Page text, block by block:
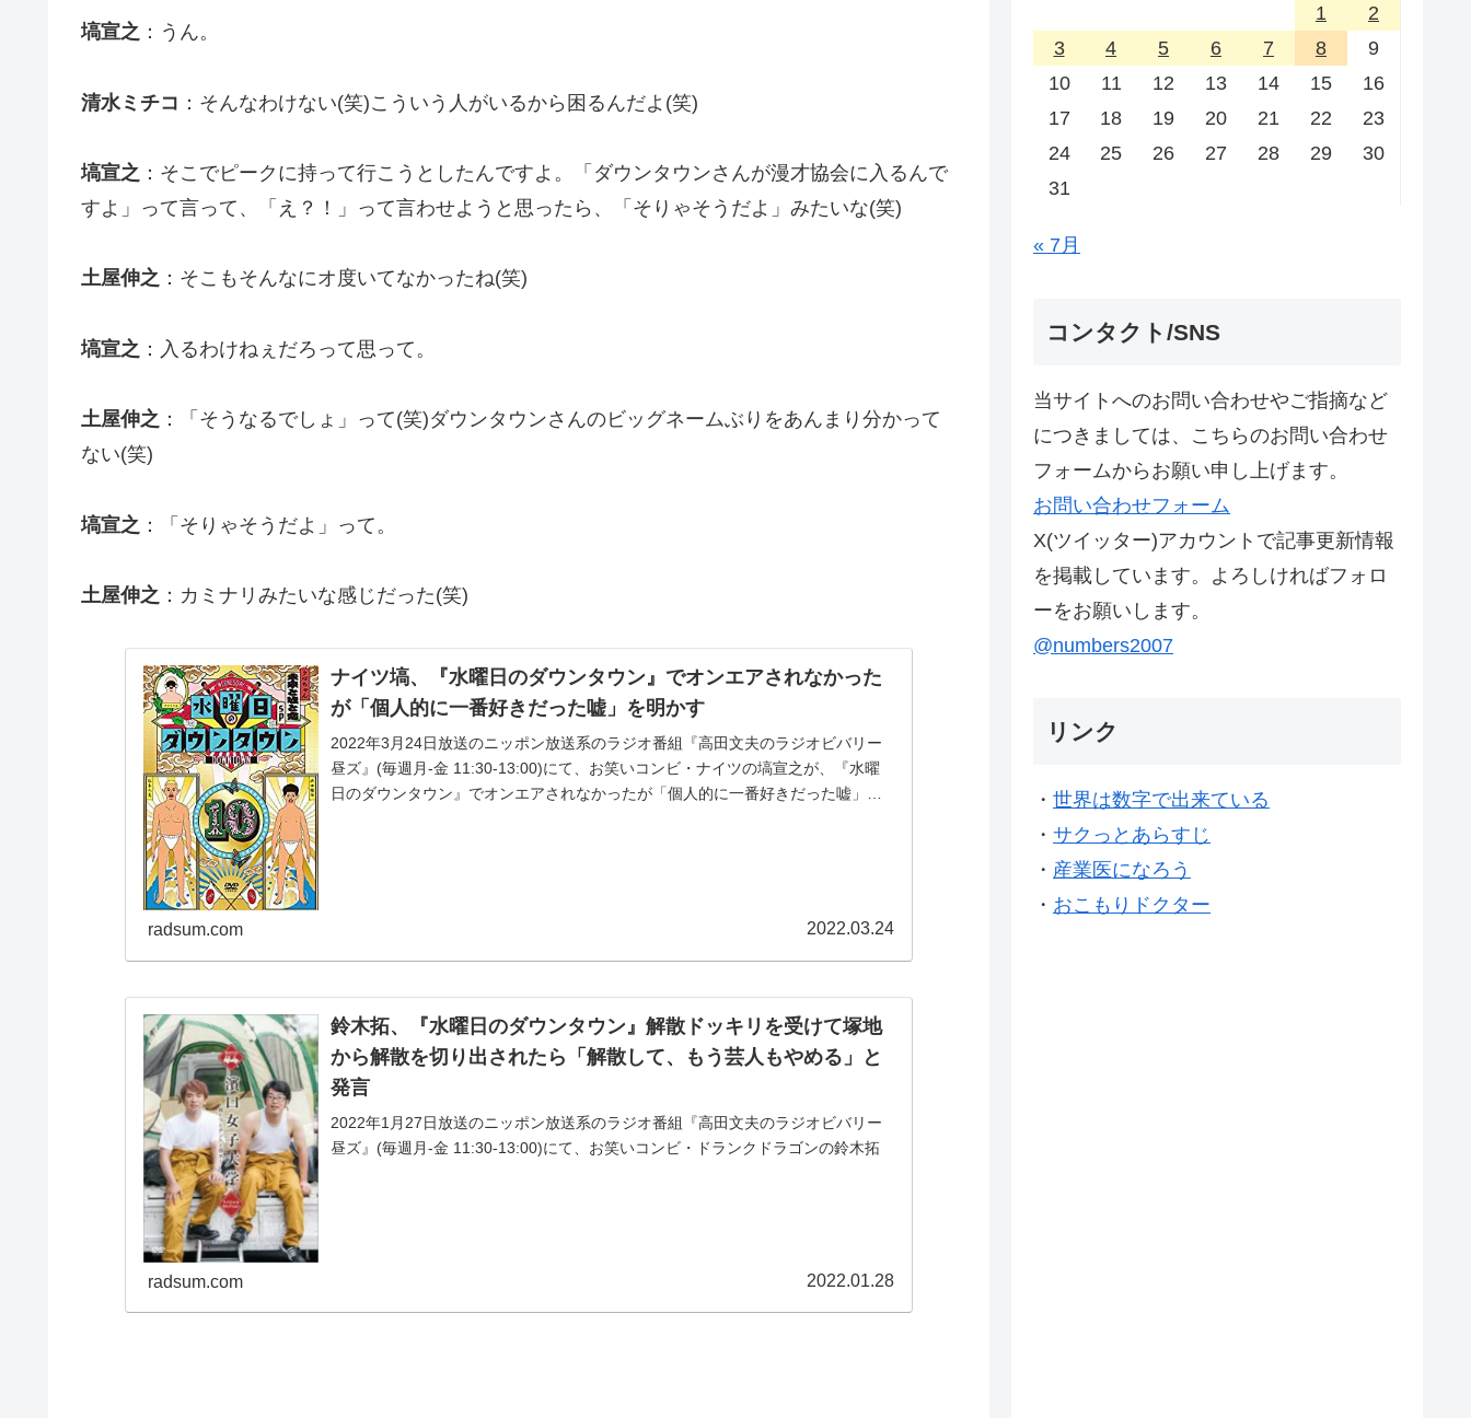
塙宣之 ：うん。
清水ミチコ ：そんなわけない(笑)こういう人がいるから困るんだよ(笑)
塙宣之 ：そこでピークに持って行こうとしたんですよ。「ダウンタウンさんが漫才協会に入るんで
すよ」って言って、「え？！」って言わせようと思ったら、「そりゃそうだよ」みたいな(笑)
土屋伸之 ：そこもそんなにオ度いてなかったね(笑)
塙宣之 ：入るわけねぇだろって思って。
土屋伸之 ：「そうなるでしょ」って(笑)ダウンタウンさんのビッグネームぶりをあんまり分かって
ない(笑)
塙宣之 ：「そりゃそうだよ」って。
土屋伸之 ：カミナリみたいな感じだった(笑)
ナイツ塙、『水曜日のダウンタウン』でオンエアされなかった
が「個人的に一番好きだった嘘」を明かす
2022年3月24日放送のニッポン放送系のラジオ番組『高田文夫のラジオビバリー
昼ズ』(毎週月-金 11:30-13:00)にて、お笑いコンビ・ナイツの塙宣之が、『水曜
日のダウンタウン』でオンエアされなかったが「個人的に一番好きだった嘘」を
radsum.com 2022.03.24
鈴木拓、『水曜日のダウンタウン』解散ドッキリを受けて塚地
から解散を切り出されたら「解散して、もう芸人もやめる」と
発言
2022年1月27日放送のニッポン放送系のラジオ番組『高田文夫のラジオビバリー
昼ズ』(毎週月-金 11:30-13:00)にて、お笑いコンビ・ドランクドラゴンの鈴木拓
radsum.com 2022.01.28
1
2
3
4 5 6 7 8
9
10
11 12 13 14 15
16
17
18 19 20 21 22
23
24
25 26 27 28 29
30
31
« 7月
コンタクト/SNS
当サイトへのお問い合わせやご指摘など
につきましては、こちらのお問い合わせ
フォームからお願い申し上げます。
お問い合わせフォーム
X(ツイッター)アカウントで記事更新情報
を掲載しています。よろしければフォロ
ーをお願いします。
@numbers2007
リンク
・ 世界は数字で出来ている
・ サクっとあらすじ
・ 産業医になろう
・ おこもりドクター